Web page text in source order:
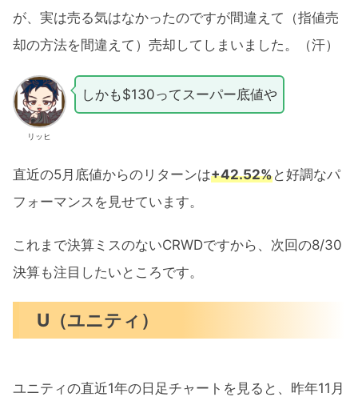
が、実は売る気はなかったのですが間違えて（指値売
却の方法を間違えて）売却してしまいました。（汗）
リッヒ
しかも$130ってスーパー底値や
直近の5月底値からのリターンは+42.52%と好調なパ
フォーマンスを見せています。
これまで決算ミスのないCRWDですから、次回の8/30
決算も注目したいところです。
U（ユニティ）
ユニティの直近1年の日足チャートを見ると、昨年11月